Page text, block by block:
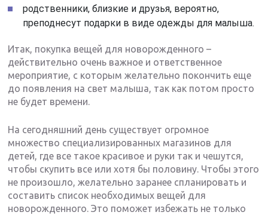
родственники, близкие и друзья, вероятно,
преподнесут подарки в виде одежды для малыша.
Итак, покупка вещей для новорожденного –
действительно очень важное и ответственное
мероприятие, с которым желательно покончить еще
до появления на свет малыша, так как потом просто
не будет времени.
На сегодняшний день существует огромное
множество специализированных магазинов для
детей, где все такое красивое и руки так и чешутся,
чтобы скупить все или хотя бы половину. Чтобы этого
не произошло, желательно заранее спланировать и
составить список необходимых вещей для
новорожденного. Это поможет избежать не только